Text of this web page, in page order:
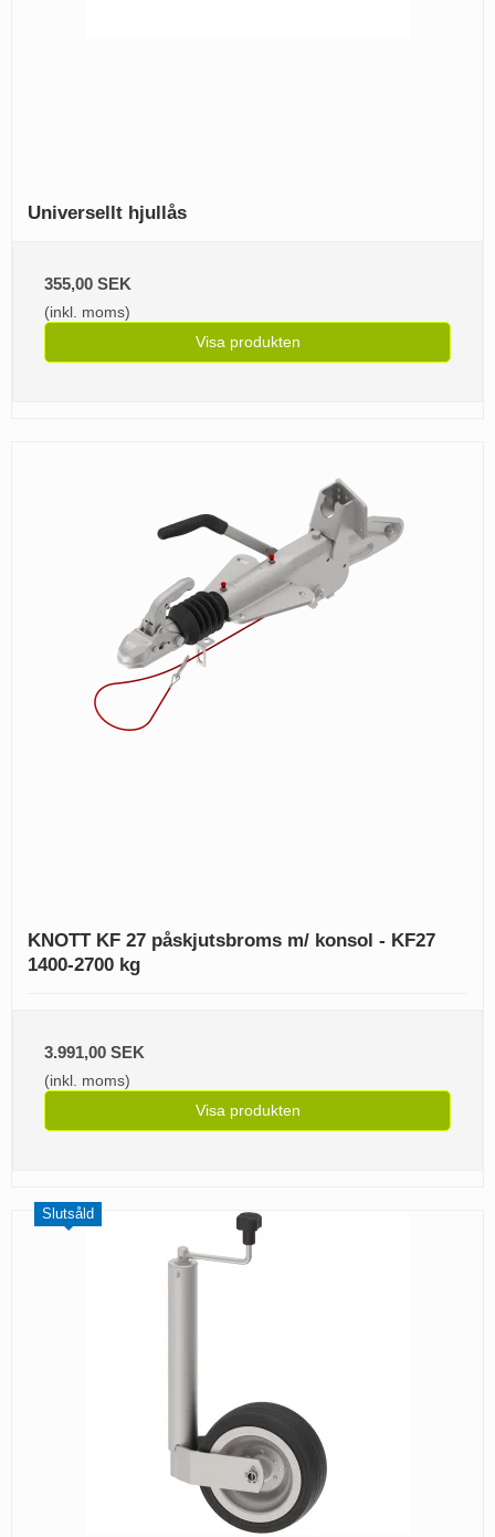
Universellt hjullås
355,00 SEK
(inkl. moms)
Visa produkten
KNOTT KF 27 påskjutsbroms m/ konsol - KF27
1400-2700 kg
3.991,00 SEK
(inkl. moms)
Visa produkten
Slutsåld